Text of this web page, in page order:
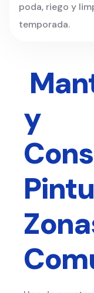
poda, riego y
temporada.
y